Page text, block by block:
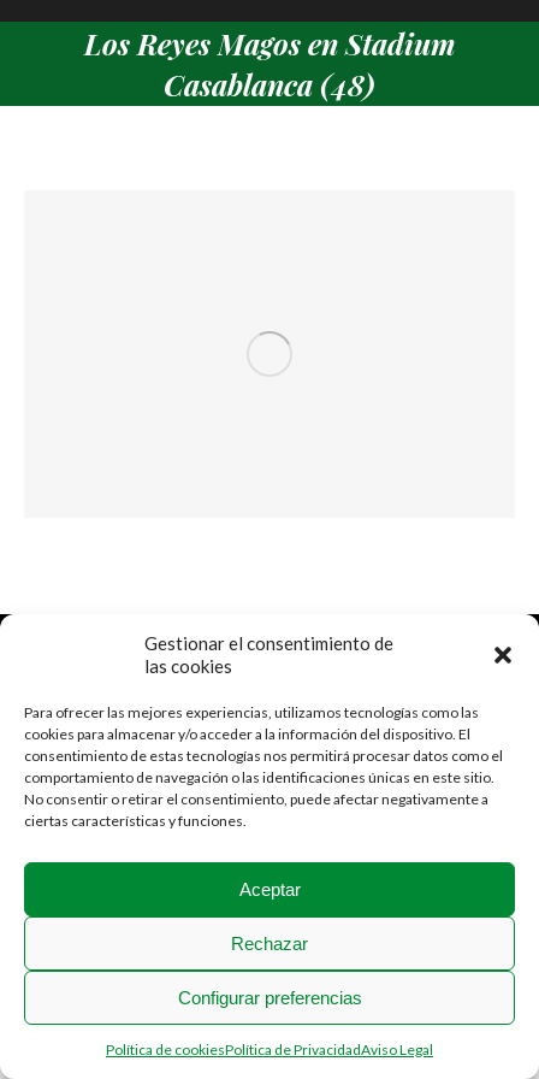
Gestionar el consentimiento de
las cookies
Para ofrecer las mejores experiencias, utilizamos tecnologías como las
cookies para almacenar y/o acceder a la información del dispositivo. El
consentimiento de estas tecnologías nos permitirá procesar datos como el
comportamiento de navegación o las identificaciones únicas en este sitio.
No consentir o retirar el consentimiento, puede afectar negativamente a
ciertas características y funciones.
Aceptar
Rechazar
Configurar preferencias
Política de cookiesPolítica de PrivacidadAviso Legal
Los Reyes Magos en Stadium
Casablanca (48)
2018 © Stadium Casablanca
Menú Legal